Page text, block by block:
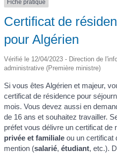
Fiche pratique
Certificat de
pour Algérien
Vérifié le 12/04/2023 - Direction de
administrative (Première ministre)
Si vous êtes Algérien et majeur,
certificat de résidence pour
mois. Vous devez aussi en
de 16 ans et souhaitez travailler.
préfet vous délivre un certificat de
privée et familiale ou un certificat
mention (salarié,étudiant, etc.).